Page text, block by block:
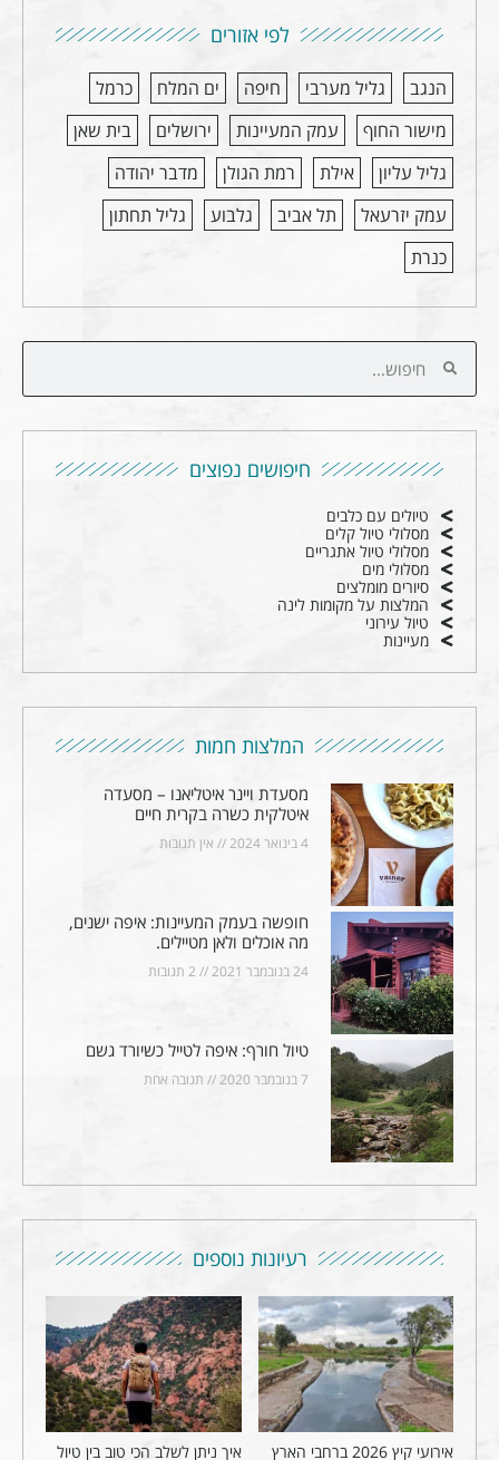
לפי אזורים
הנגב גליל מערבי חיפה ים המלח
כרמל
מישור החוף
עמק המעיינות ירושלים
בית שאן
גליל עליון
אילת רמת הגולן
מדבר יהודה
עמק יזרעאל
תל אביב גלבוע
גליל תחתון
כנרת
חיפושים נפוצים
טיולים עם כלבים
מסלולי טיול קלים
מסלולי טיול אתגריים
מסלולי מים
סיורים מומלצים
המלצות על מקומות לינה
טיול עירוני
מעיינות
המלצות חמות
מסעדת ויינר איטליאנו – מסעדה
איטלקית כשרה בקרית חיים
4 בינואר 2024 אין תגובות
חופשה בעמק המעיינות: איפה ישנים,
מה אוכלים ולאן מטיילים.
24 בנובמבר 2021 2 תגובות
טיול חורף: איפה לטייל כשיורד גשם
7 בנובמבר 2020 תגובה אחת
רעיונות נוספים
אירועי קיץ 2026 ברחבי הארץ
איך ניתן לשלב הכי טוב בין טיול